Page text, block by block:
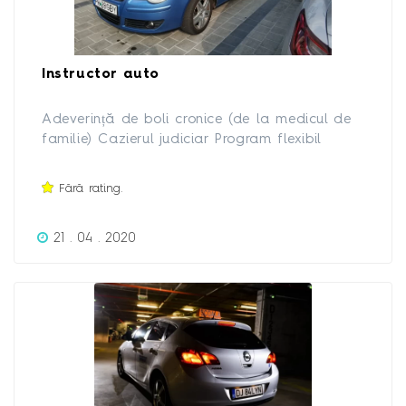
Instructor auto
Adeverință de boli cronice (de la medicul de
familie) Cazierul judiciar Program flexibil
Fără rating.
21 . 04 . 2020